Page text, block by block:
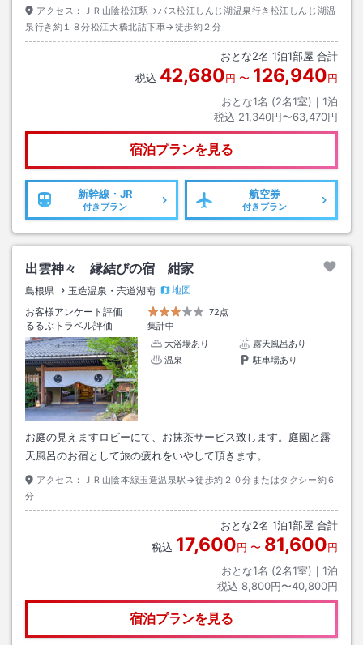
アクセス：
ＪＲ山陰松江駅→バス松江しんじ湖温泉行き松江しんじ湖温
泉行き約１８分松江大橋北詰下車→徒歩約２分
おとな2名 1泊1部屋 合計
税込 42,680円 〜 126,940円
おとな1名 (2名1室)｜ 1泊
税込 21,340円〜63,470円
宿泊プランを見る
新幹線・JR
付きプラン
航空券
付きプラン
出雲神々 縁結びの宿 紺家
島根県 玉造温泉・宍道湖南
地図
お客様アンケート評価
72点
るるぶトラベル評価
集計中
大浴場あり
露天風呂あり
温泉
駐車場あり
お庭の見えますロビーにて、お抹茶サービス致します。庭園と露
天風呂のお宿として旅の疲れをいやして頂きます。
アクセス：
ＪＲ山陰本線玉造温泉駅→徒歩約２０分またはタクシー約６
分
おとな2名 1泊1部屋 合計
税込 17,600円 〜 81,600円
おとな1名 (2名1室)｜ 1泊
税込 8,800円〜40,800円
宿泊プランを見る